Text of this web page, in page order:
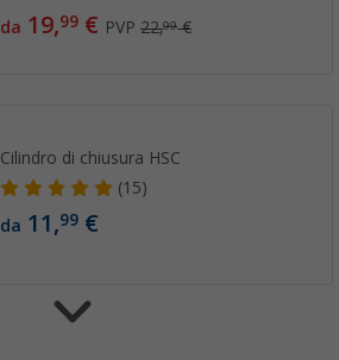
da 19,99 € PVP22,99€
Cilindro di chiusura HSC
(15)
da 11,99 €